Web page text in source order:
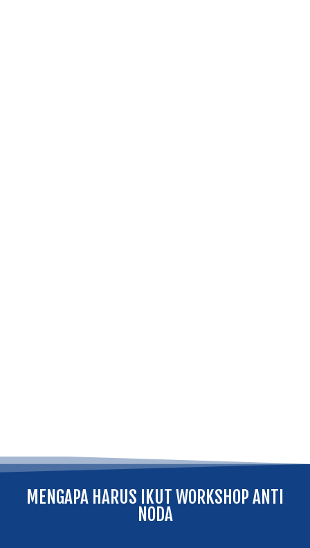
MENGAPA HARUS IKUT WORKSHOP ANTI
NODA